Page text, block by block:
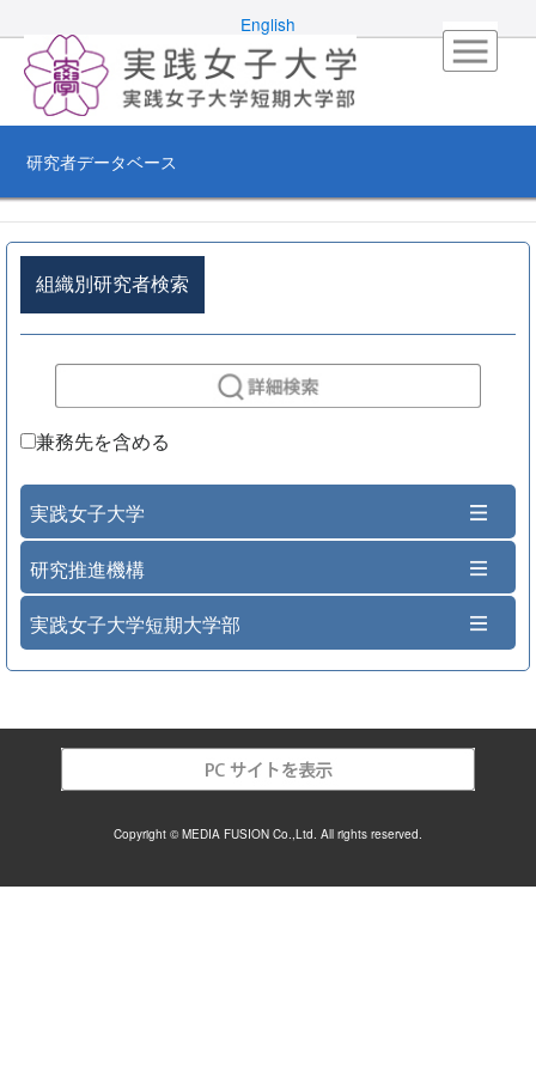
English
研究者データベース
組織別研究者検索
兼務先を含める
実践女子大学
研究推進機構
実践女子大学短期大学部
Copyright © MEDIA FUSION Co.,Ltd. All rights reserved.